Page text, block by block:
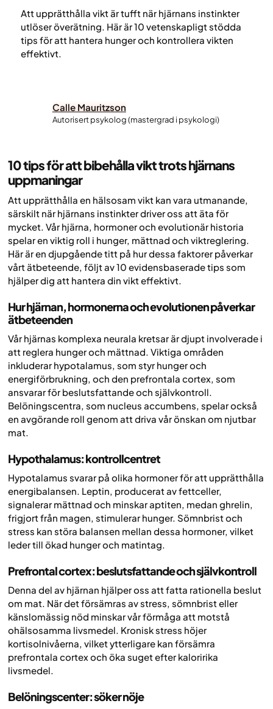
Att upprätthålla vikt är tufft när hjärnans instinkter
utlöser överätning. Här är 10 vetenskapligt stödda
tips för att hantera hunger och kontrollera vikten
effektivt.
Calle Mauritzson
Autorisert psykolog (mastergrad i psykologi)
10 tips för att bibehålla vikt trots hjärnans
uppmaningar
Att upprätthålla en hälsosam vikt kan vara utmanande,
särskilt när hjärnans instinkter driver oss att äta för
mycket. Vår hjärna, hormoner och evolutionär historia
spelar en viktig roll i hunger, mättnad och viktreglering.
Här är en djupgående titt på hur dessa faktorer påverkar
vårt ätbeteende, följt av 10 evidensbaserade tips som
hjälper dig att hantera din vikt effektivt.
Hur hjärnan, hormonerna och evolutionen påverkar
ätbeteenden
Vår hjärnas komplexa neurala kretsar är djupt involverade i
att reglera hunger och mättnad. Viktiga områden
inkluderar hypotalamus, som styr hunger och
energiförbrukning, och den prefrontala cortex, som
ansvarar för beslutsfattande och självkontroll.
Belöningscentra, som nucleus accumbens, spelar också
en avgörande roll genom att driva vår önskan om njutbar
mat.
Hypothalamus: kontrollcentret
Hypotalamus svarar på olika hormoner för att upprätthålla
energibalansen. Leptin, producerat av fettceller,
signalerar mättnad och minskar aptiten, medan ghrelin,
frigjort från magen, stimulerar hunger. Sömnbrist och
stress kan störa balansen mellan dessa hormoner, vilket
leder till ökad hunger och matintag.
Prefrontal cortex: beslutsfattande och självkontroll
Denna del av hjärnan hjälper oss att fatta rationella beslut
om mat. När det försämras av stress, sömnbrist eller
känslomässig nöd minskar vår förmåga att motstå
ohälsosamma livsmedel. Kronisk stress höjer
kortisolnivåerna, vilket ytterligare kan försämra
prefrontala cortex och öka suget efter kaloririka
livsmedel.
Belöningscenter: söker nöje